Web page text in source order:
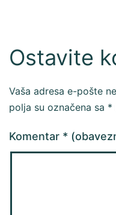
Ostavite
Vaša adresa e-pošte
polja su označena sa *
Komentar *